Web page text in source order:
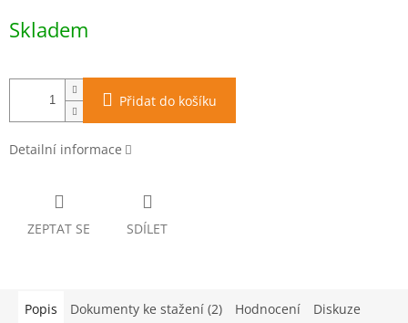
cena:
Skladem
Přidat do košíku
Detailní informace
ZEPTAT SE SDÍLET
Popis Dokumenty ke stažení (2) Hodnocení Diskuze